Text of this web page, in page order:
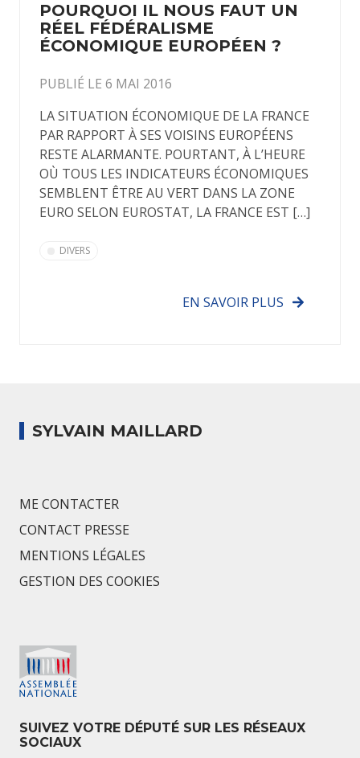
POURQUOI IL NOUS FAUT UN
RÉEL FÉDÉRALISME
ÉCONOMIQUE EUROPÉEN ?
PUBLIÉ LE 6 MAI 2016
LA SITUATION ÉCONOMIQUE DE LA FRANCE
PAR RAPPORT À SES VOISINS EUROPÉENS
RESTE ALARMANTE. POURTANT, À L’HEURE
OÙ TOUS LES INDICATEURS ÉCONOMIQUES
SEMBLENT ÊTRE AU VERT DANS LA ZONE
EURO SELON EUROSTAT, LA FRANCE EST […]
DIVERS
EN SAVOIR PLUS
SYLVAIN MAILLARD
ME CONTACTER
CONTACT PRESSE
MENTIONS LÉGALES
GESTION DES COOKIES
SUIVEZ VOTRE DÉPUTÉ SUR LES RÉSEAUX
SOCIAUX